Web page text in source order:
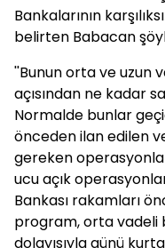
Bankalarının
belirten Babacan
''Bunun orta ve uzun
açısından ne kadar
Normalde bunlar
önceden ilan edilen
gereken
ucu açık
Bankası rakamları
program, orta vadeli
dolayısıyla günü